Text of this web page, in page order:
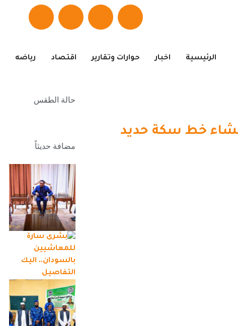
الرئيسية اخبار حوارات وتقارير اقتصاد رياضه
إنشاء خط سكة حديد
حالة الطقس
مضافة حديثاً